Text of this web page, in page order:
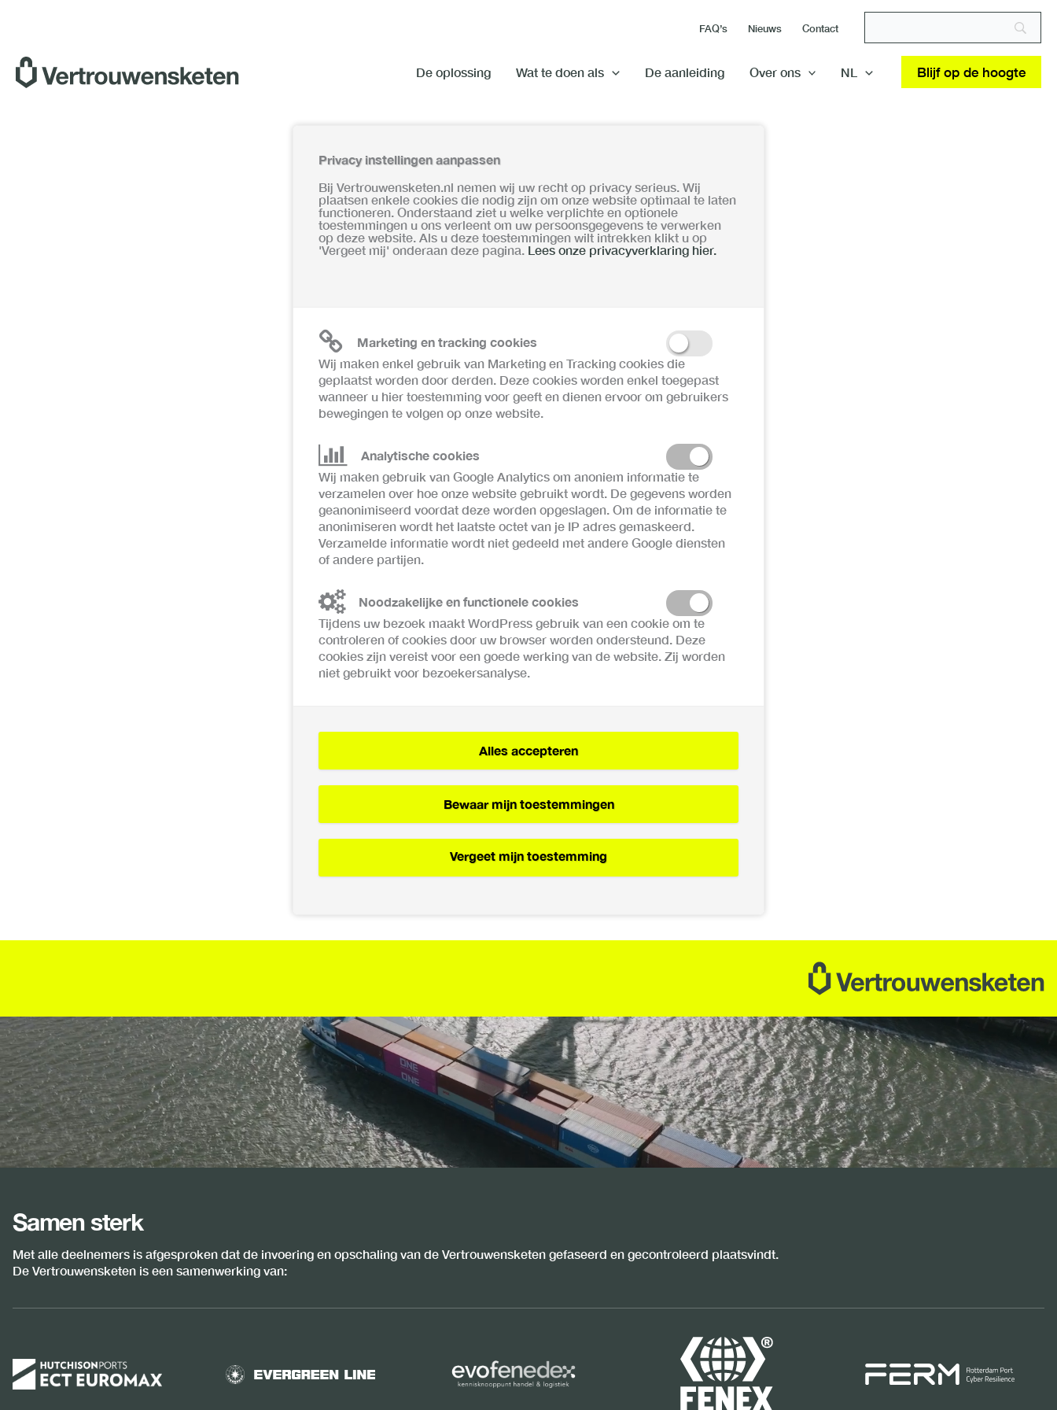
inhoud
FAQ’s Nieuws Contact
De oplossing Wat te doen als De aanleiding Over ons NL Blijf op de hoogte
Privacy instellingen aanpassen
Bij Vertrouwensketen.nl nemen wij uw recht op privacy serieus. Wij
plaatsen enkele cookies die nodig zijn om onze website optimaal te laten
functioneren. Onderstaand ziet u welke verplichte en optionele
toestemmingen u ons verleent om uw persoonsgegevens te verwerken
op deze website. Als u deze toestemmingen wilt intrekken klikt u op
'Vergeet mij' onderaan deze pagina. Lees onze privacyverklaring hier.
Marketing en tracking cookies
Wij maken enkel gebruik van Marketing en Tracking cookies die
geplaatst worden door derden. Deze cookies worden enkel toegepast
wanneer u hier toestemming voor geeft en dienen ervoor om gebruikers
bewegingen te volgen op onze website.
Analytische cookies
Wij maken gebruik van Google Analytics om anoniem informatie te
verzamelen over hoe onze website gebruikt wordt. De gegevens worden
geanonimiseerd voordat deze worden opgeslagen. Om de informatie te
anonimiseren wordt het laatste octet van je IP adres gemaskeerd.
Verzamelde informatie wordt niet gedeeld met andere Google diensten
of andere partijen.
Noodzakelijke en functionele cookies
Tijdens uw bezoek maakt WordPress gebruik van een cookie om te
controleren of cookies door uw browser worden ondersteund. Deze
cookies zijn vereist voor een goede werking van de website. Zij worden
niet gebruikt voor bezoekersanalyse.
Alles accepteren
Bewaar mijn toestemmingen
Vergeet mijn toestemming
Samen sterk
Met alle deelnemers is afgesproken dat de invoering en opschaling van de Vertrouwensketen gefaseerd en gecontroleerd plaatsvindt.
De Vertrouwensketen is een samenwerking van: